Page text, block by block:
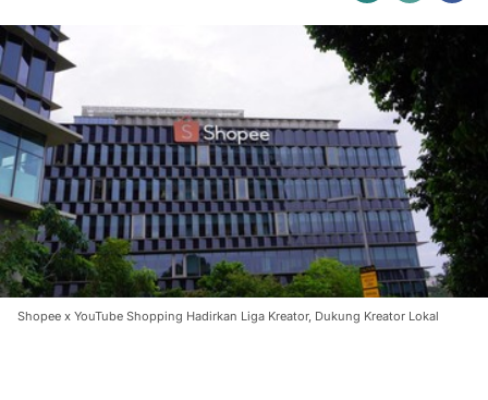
Shopee x YouTube Shopping Hadirkan Liga Kreator, Dukung Kreator Lokal